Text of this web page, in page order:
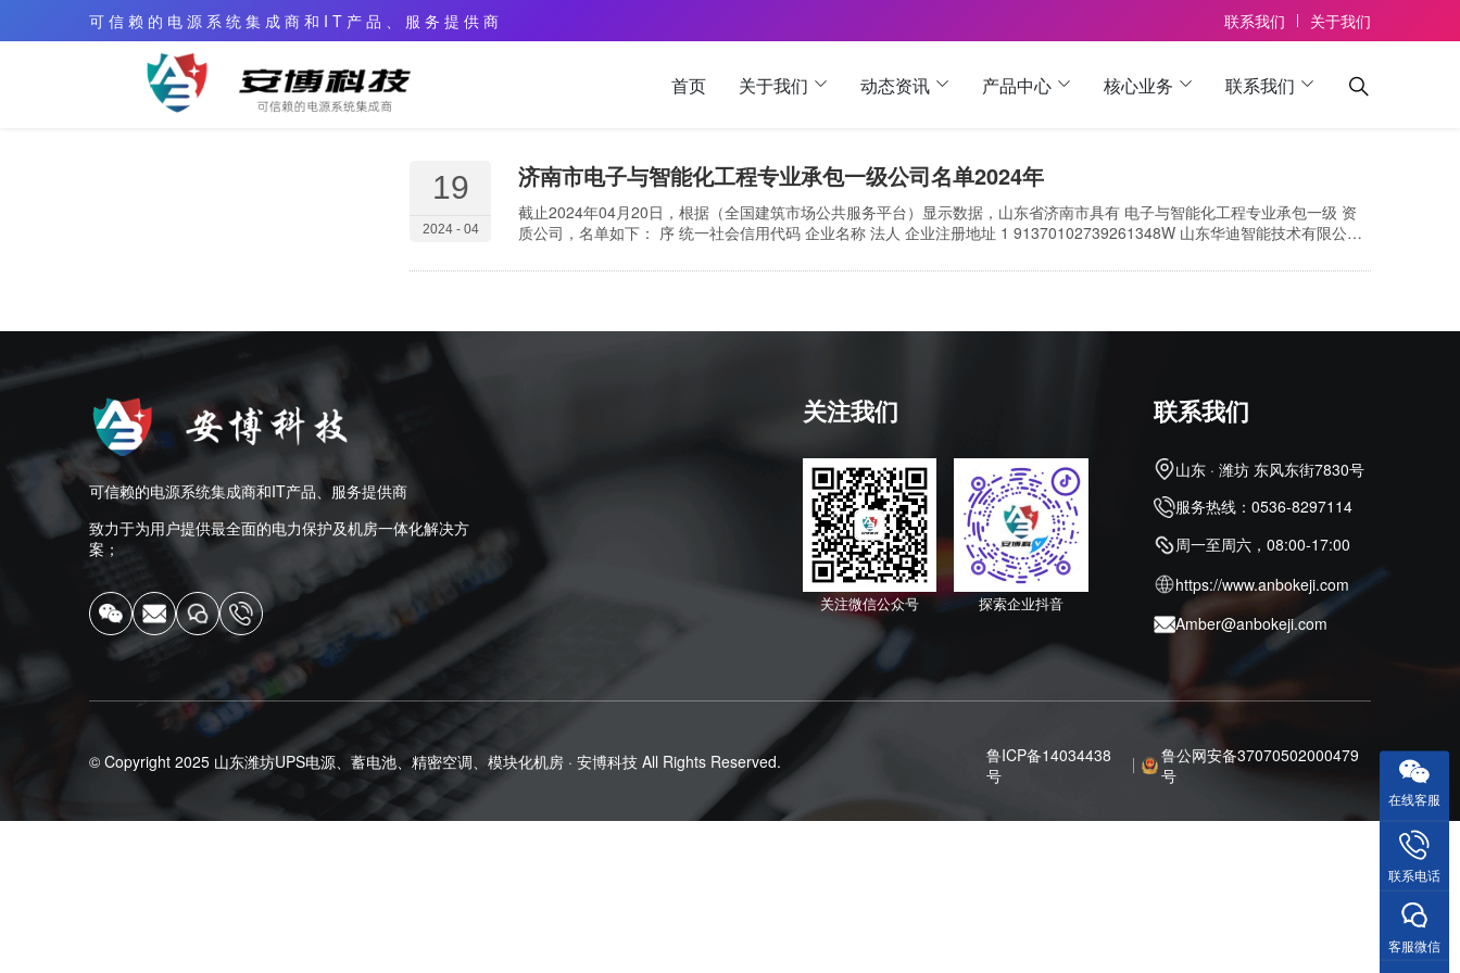
可 信 赖 的 电 源 系 统 集 成 商 和 I T 产 品 、 服 务 提 供 商 联系我们 关于我们
首页 关于我们 动态资讯 产品中心 核心业务 联系我们
19
2024 - 04
济南市电子与智能化工程专业承包一级公司名单2024年
截止2024年04月20日，根据（全国建筑市场公共服务平台）显示数据，山东省济南市具有 电子与智能化工程专业承包一级 资
质公司，名单如下： 序 统一社会信用代码 企业名称 法人 企业注册地址 1 91370102739261348W 山东华迪智能技术有限公司
可信赖的电源系统集成商和IT产品、服务提供商
致力于为用户提供最全面的电力保护及机房一体化解决方
案；
关注我们
关注微信公众号 探索企业抖音
联系我们
山东 · 潍坊 东风东街7830号
服务热线：0536-8297114
周一至周六，08:00-17:00
https://www.anbokeji.com
Amber@anbokeji.com
© Copyright 2025 山东潍坊UPS电源、蓄电池、精密空调、模块化机房 · 安博科技 All Rights Reserved.
鲁ICP备14034438
号
鲁公网安备37070502000479
号
在线客服
联系电话
客服微信